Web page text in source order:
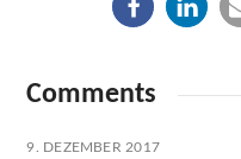
Comments
9. DEZEMBER 2017